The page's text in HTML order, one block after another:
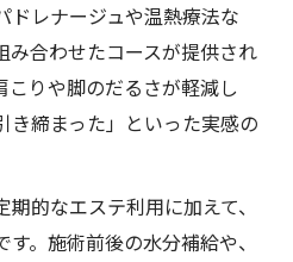
ドレナージュや温熱療法な
み合わせたコースが提供され
りや脚のだるさが軽減し
き締まった」といった実感の
的なエステ利用に加えて、
。施術前後の水分補給や、